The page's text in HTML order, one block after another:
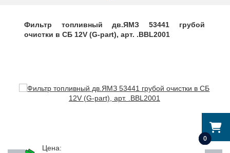
0
Фильтр топливный дв.ЯМЗ 53441 грубой
очистки в СБ 12V (G-part), арт. .BBL2001
Цена: